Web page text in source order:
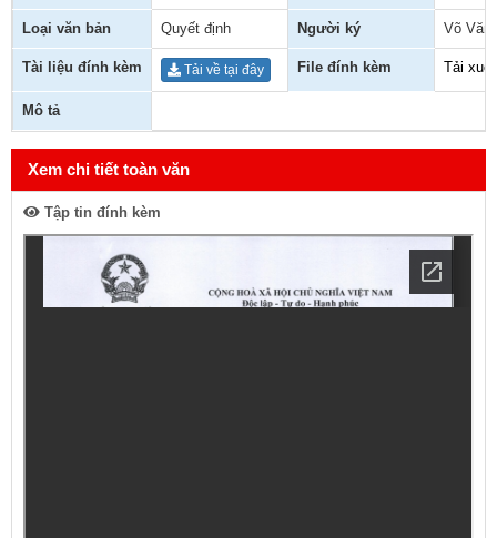
Loại văn bản Quyết định Người ký Võ Văn
Tài liệu đính kèm Tải về tại đây File đính kèm Tải
Mô tả
Xem chi tiết toàn văn
Tập tin đính kèm